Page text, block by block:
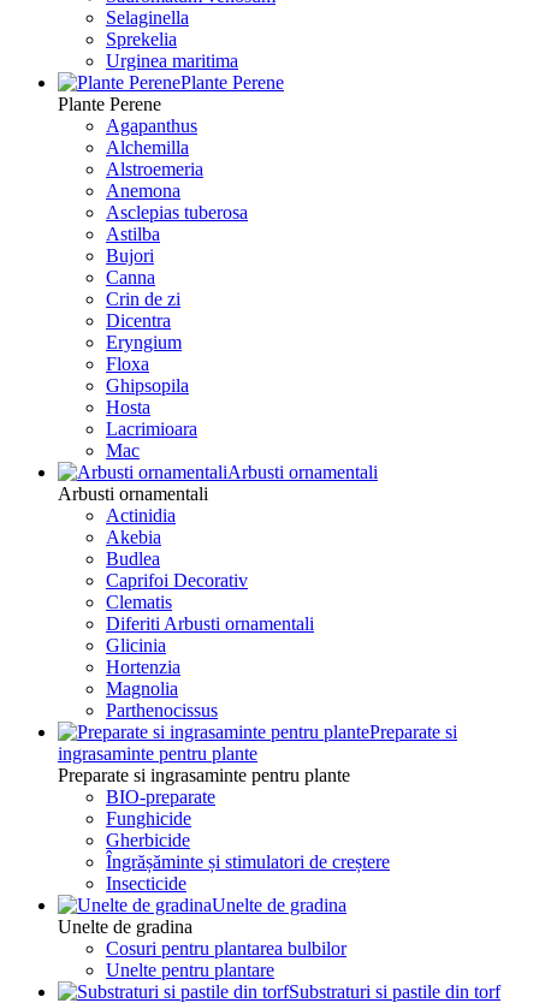
Selaginella
Sprekelia
Urginea maritima
Plante Perene
Plante Perene
Agapanthus
Alchemilla
Alstroemeria
Anemona
Asclepias tuberosa
Astilba
Bujori
Canna
Crin de zi
Dicentra
Eryngium
Floxa
Ghipsopila
Hosta
Lacrimioara
Mac
Arbusti ornamentali
Arbusti ornamentali
Actinidia
Akebia
Budlea
Caprifoi Decorativ
Clematis
Diferiti Arbusti ornamentali
Glicinia
Hortenzia
Magnolia
Parthenocissus
Preparate si
ingrasaminte pentru plante
Preparate si ingrasaminte pentru plante
BIO-preparate
Funghicide
Gherbicide
Îngrășăminte și stimulatori de creștere
Insecticide
Unelte de gradina
Unelte de gradina
Cosuri pentru plantarea bulbilor
Unelte pentru plantare
Substraturi si pastile din torf